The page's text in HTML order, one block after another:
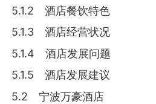
5.1.2 酒店餐饮特色
5.1.3 酒店经营状况
5.1.4 酒店发展问题
5.1.5 酒店发展建议
5.2 宁波万豪酒店